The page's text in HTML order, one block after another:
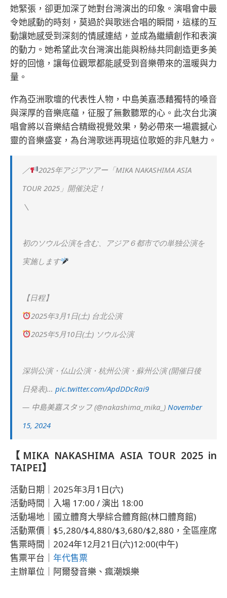
她緊張，卻更加深了她對台灣演出的印象。演唱會中最
令她感動的時刻，莫過於與歌迷合唱的瞬間，這樣的互
動讓她感受到深刻的情感連結，並成為繼續創作和表演
的動力。她希望此次台灣演出能與粉絲共同創造更多美
好的回憶，讓每位觀眾都能感受到音樂帶來的溫暖與力
量。
作為亞洲歌壇的代表性人物，中島美嘉憑藉獨特的嗓音
與深厚的音樂底蘊，征服了無數聽眾的心。此次台北演
唱會將以音樂結合精緻視覺效果，勢必帶來一場震撼心
靈的音樂盛宴，為台灣歌迷再現這位歌姬的非凡魅力。
／
2025年アジアツアー「MIKA NAKASHIMA ASIA
TOUR 2025」開催決定！
＼
初のソウル公演を含む、アジア６都市での単独公演を
実施します
【日程】
2025年3月1日(土) 台北公演
2025年5月10日(土) ソウル公演
深圳公演・仏山公演・杭州公演・蘇州公演 (開催日後
日発表)… pic.twitter.com/ApdDDcRai9
— 中島美嘉スタッフ (@nakashima_mika_) November
15, 2024
【MIKA NAKASHIMA ASIA TOUR 2025 in
TAIPEI】
活動日期｜2025年3月1日(六)
活動時間｜入場 17:00 / 演出 18:00
活動場地｜國立體育大學綜合體育館(林口體育館)
活動票價｜$5,280/$4,880/$3,680/$2,880，全區座席
售票時間｜2024年12月21日(六)12:00(中午)
售票平台｜ 年代售票
主辦單位｜阿爾發音樂、瘋潮娛樂